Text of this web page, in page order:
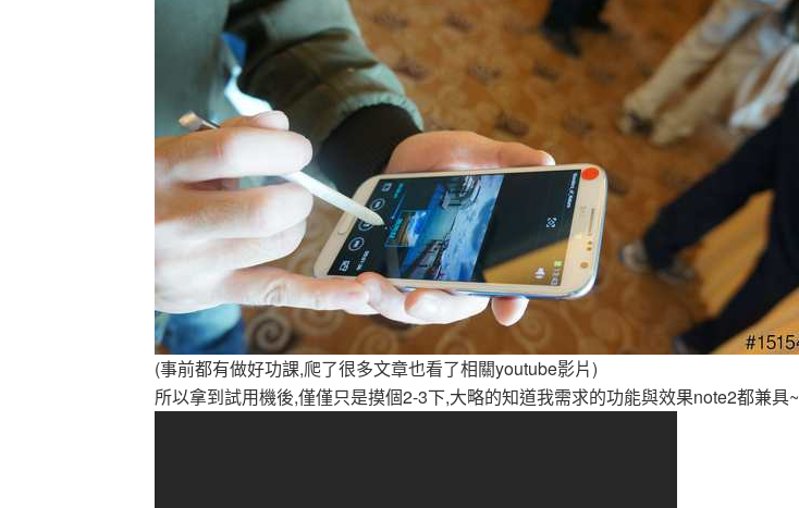
(事前都有做好功課,爬了很多文章也看了相關youtube影片)
所以拿到試用機後,僅僅只是摸個2-3下,大略的知道我需求的功能與效果note2都兼具~